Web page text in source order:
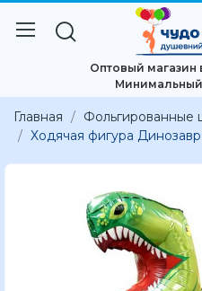
Оптовый
Минимальный
Главная Фольгированные
Ходячая фигура